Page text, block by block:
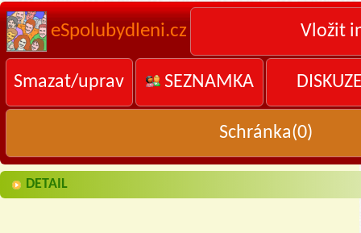
eSpolubydleni.cz Vložit
Smazat/uprav SEZNAMKA
Schránka(0)
DETAIL